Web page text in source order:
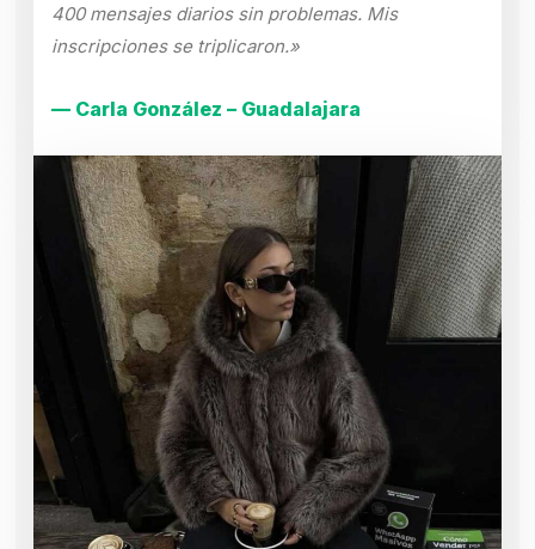
400 mensajes diarios sin problemas. Mis
inscripciones se triplicaron.»
— Carla González – Guadalajara